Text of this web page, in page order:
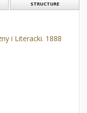
STRUCTURE
i Literacki. 1888